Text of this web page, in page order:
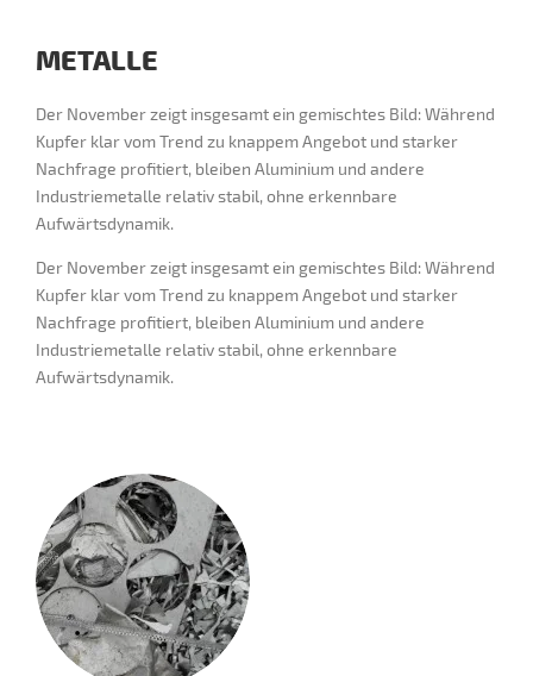
METALLE
Der November zeigt insgesamt ein gemischtes Bild: Während
Kupfer klar vom Trend zu knappem Angebot und starker
Nachfrage profitiert, bleiben Aluminium und andere
Industriemetalle relativ stabil, ohne erkennbare
Aufwärtsdynamik.
Der November zeigt insgesamt ein gemischtes Bild: Während
Kupfer klar vom Trend zu knappem Angebot und starker
Nachfrage profitiert, bleiben Aluminium und andere
Industriemetalle relativ stabil, ohne erkennbare
Aufwärtsdynamik.